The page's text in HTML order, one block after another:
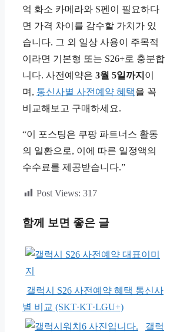
억 화소 카메라와 S펜이 필요하다
면 가격 차이를 감수할 가치가 있
습니다. 그 외 일상 사용이 주목적
이라면 기본형 또는 S26+로 충분합
니다. 사전예약은 3월 5일까지 이
며, 통신사별 사전예약 혜택을 꼭
비교해보고 구매하세요.
“이 포스팅은 쿠팡 파트너스 활동
의 일환으로, 이에 따른 일정액의
수수료를 제공받습니다.”
Post Views: 317
함께 보면 좋은 글
갤럭시 S26 사전예약 혜택 통신사
별 비교 (SKT·KT·LGU+)
갤럭